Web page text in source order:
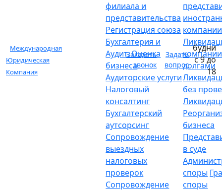
Международная
Юридическая
Компания
филиала и
представительства
Регистрация союза
Бухгалтерия и
Аудит. Оценка
бизнеса
Аудиторские услуги
Налоговый
консалтинг
Бухгалтерский
аутсорсинг
Сопровождение
выездных
налоговых
проверок
Сопровождение
компании
долгами
без
бизнеса
в суде
споры
споры
Заказать
звонок
Задать
вопрос
будни
с 9 до
18